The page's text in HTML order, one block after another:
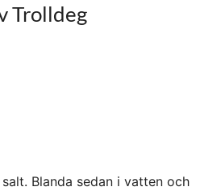
Trolldeg
Blanda sedan i vatten och